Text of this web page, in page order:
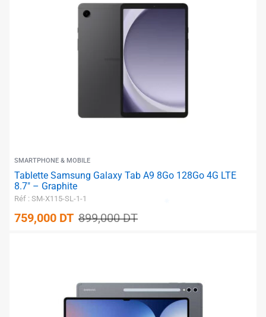
SMARTPHONE & MOBILE
Tablette Samsung Galaxy Tab A9 8Go 128Go 4G LTE
8.7″ – Graphite
Réf : SM-X115-SL-1-1
759,000 DT 899,000DT